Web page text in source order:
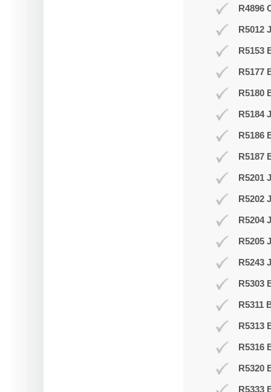
R4896
R5012
R5153
R5177
R5180
R5184
R5186
R5187
R5201
R5202
R5204
R5205
R5243
R5303
R5311
R5313
R5316
R5320
R5333